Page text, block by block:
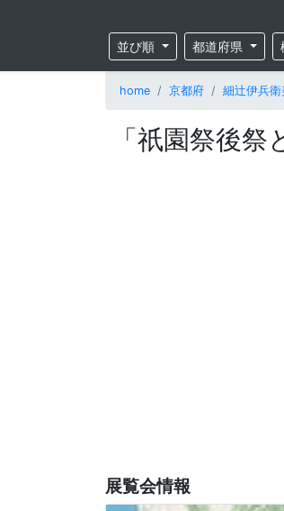
並び順 都道府県
home 京都府 細辻伊兵衛
「祇園祭後
展覧会情報